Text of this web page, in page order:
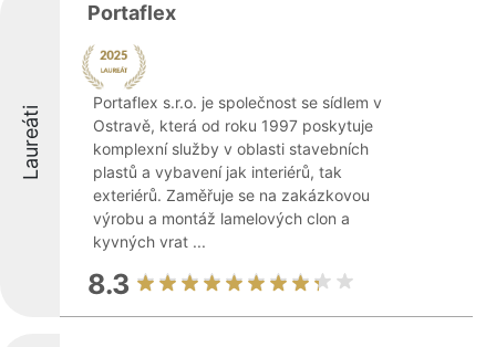
Laureáti
Portaflex
Portaflex s.r.o. je společnost se sídlem v
Ostravě, která od roku 1997 poskytuje
komplexní služby v oblasti stavebních
plastů a vybavení jak interiérů, tak
exteriérů. Zaměřuje se na zakázkovou
výrobu a montáž lamelových clon a
kyvných vrat ...
8.3